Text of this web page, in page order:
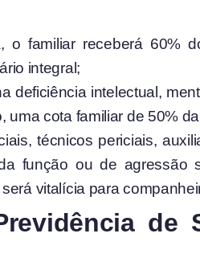
o familiar receberá 60%
integral;
deficiência intelectual,
uma cota familiar de 50%
técnicos periciais,
função ou de
vitalícia para
de